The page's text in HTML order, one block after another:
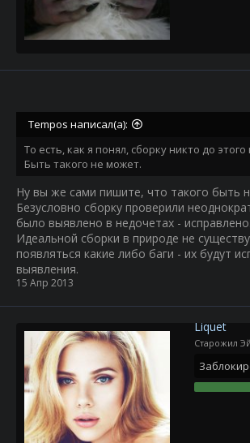
Tempos написал(а):
То есть, как я понял, сборку никто до
Быть такого не может.
Ну вы же сами пишите, что такого быть
Безусловно сборку проверили
было выявлено в недочетах - исправлено.
Идеальной сборки в природе не
появляться какие либо баги - их будут
выявления.
15 Апр 2013
Liquet
Старожил